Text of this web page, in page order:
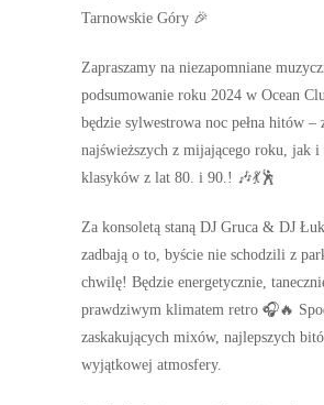
Tarnowskie Góry 🎉
Zapraszamy na niezapomniane
podsumowanie roku 2024 w Ocean
będzie sylwestrowa noc pełna hitów –
najświeższych z mijającego roku, jak i
klasyków z lat 80. i 90.! 🎶💃🕺
Za konsoletą staną DJ Gruca & DJ
zadbają o to, byście nie schodzili z
chwilę! Będzie energetycznie,
prawdziwym klimatem retro 🎧🔥
zaskakujących mixów, najlepszych
wyjątkowej atmosfery.